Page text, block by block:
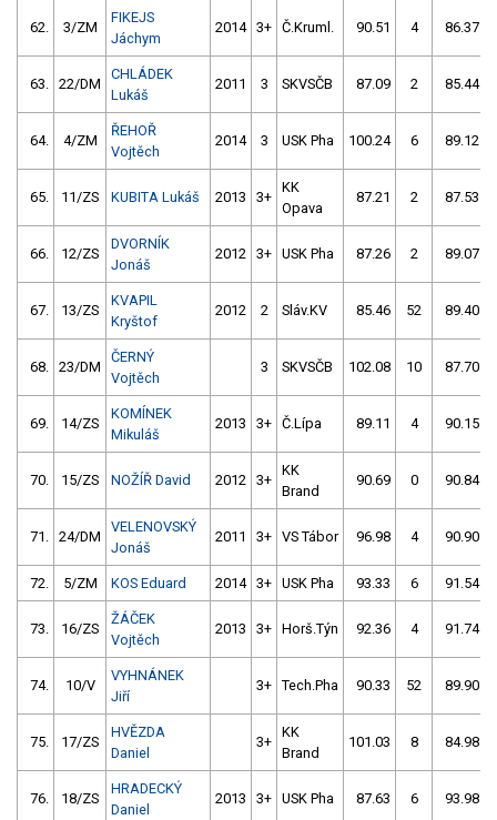
62. 3/ZM
FIKEJS
Jáchym
2014 3+ Č.Kruml. 90.51 4 86.37
63. 22/DM
CHLÁDEK
Lukáš
2011 3 SKVSČB 87.09 2 85.44
64. 4/ZM
ŘEHOŘ
Vojtěch
2014 3 USK Pha 100.24 6 89.12
65. 11/ZS KUBITA Lukáš 2013 3+
KK
Opava
87.21 2 87.53
66. 12/ZS
DVORNÍK
Jonáš
2012 3+ USK Pha 87.26 2 89.07
67. 13/ZS
KVAPIL
Kryštof
2012 2 Sláv.KV 85.46 52 89.40
68. 23/DM
ČERNÝ
Vojtěch
3 SKVSČB 102.08 10 87.70
69. 14/ZS
KOMÍNEK
Mikuláš
2013 3+ Č.Lípa 89.11 4 90.15
70. 15/ZS NOŽÍŘ David 2012 3+
KK
Brand
90.69 0 90.84
71. 24/DM
VELENOVSKÝ
Jonáš
2011 3+ VS Tábor 96.98 4 90.90
72. 5/ZM KOS Eduard 2014 3+ USK Pha 93.33 6 91.54
73. 16/ZS
ŽÁČEK
Vojtěch
2013 3+ Horš.Týn 92.36 4 91.74
74. 10/V
VYHNÁNEK
Jiří
3+ Tech.Pha 90.33 52 89.90
75. 17/ZS
HVĚZDA
Daniel
3+
KK
Brand
101.03 8 84.98
76. 18/ZS
HRADECKÝ
Daniel
2013 3+ USK Pha 87.63 6 93.98